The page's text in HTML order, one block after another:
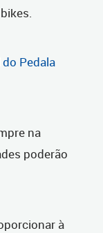
Pedala
na
poderão
à